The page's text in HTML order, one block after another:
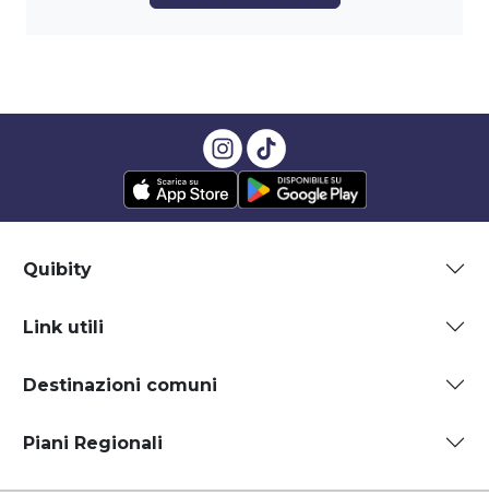
Quibity
Link utili
Destinazioni comuni
Piani Regionali